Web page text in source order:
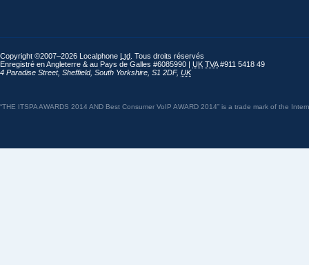
Copyright ©2007–2026 Localphone Ltd . Tous droits réservés
Enregistré en Angleterre & au Pays de Galles #6085990 | UK TVA#911 5418 49
4 Paradise Street, Sheffield, South Yorkshire S1 2DF, UK
“THE ITSPA AWARDS 2014 AND Best Consumer VoIP AWARD 2014” is a trade mark of the